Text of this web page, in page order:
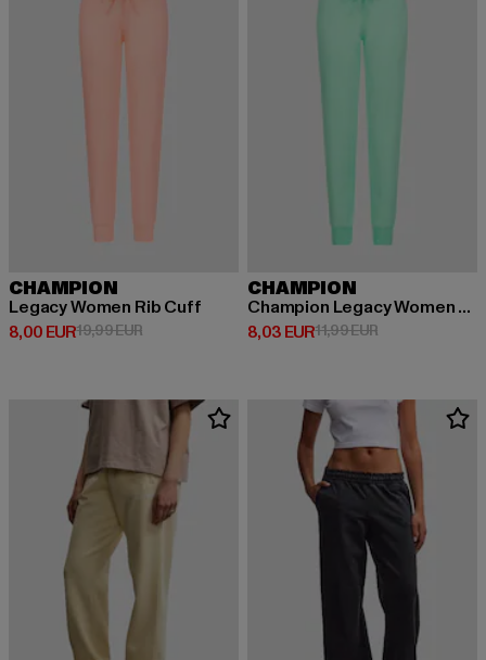
CHAMPION
Legacy Women Rib Cuff
8,00 EUR
Ajankohtainen hinta: 8,00 EUR
19,99 EURKampanjahinta: 19,99 EUR
CHAMPION
Champion Legacy Women Rib Cuff Pants
8,03 EUR
Ajankohtainen hinta: 8,03 EUR
11,99 EURKampanjahinta: